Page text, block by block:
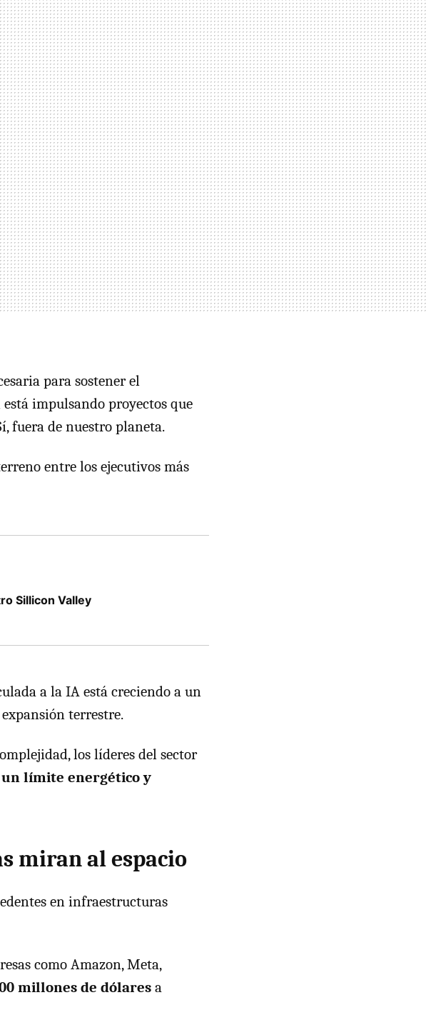
para sostener el
impulsando proyectos que
fuera de nuestro planeta.
entre los ejecutivos más
Sillicon Valley
a la IA está creciendo a un
terrestre.
los líderes del sector
límite energético y
miran al espacio
en infraestructuras
como Amazon, Meta,
millones de dólares a